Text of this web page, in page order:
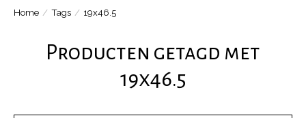
Home / Tags / 19x46.5
Producten getagd met
19x46.5